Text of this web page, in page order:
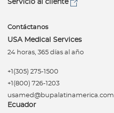
Servicio al cliente
Contáctanos
USA Medical Services
24 horas, 365 días al año
+1(305) 275-1500
+1(800) 726-1203
usamed@bupalatinamerica.com
Ecuador